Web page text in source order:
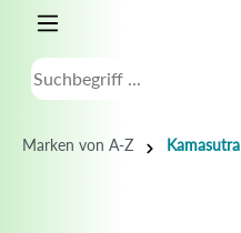
Marken von A-Z Kamasutra